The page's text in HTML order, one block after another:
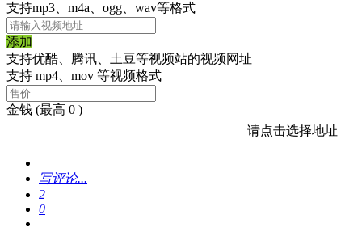
支持mp3、m4a、ogg、wav等格式
添加
支持优酷、腾讯、土豆等视频站的视频网址
支持 mp4、mov 等视频格式
金钱 (最高 0 )
请点击选择地址
写评论...
2
0